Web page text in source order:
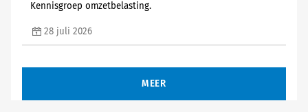
Kennisgroep omzetbelasting.
28 juli 2026
MEER